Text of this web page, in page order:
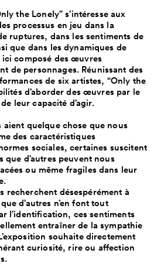
the Lonely” s’intéresse aux
processus en jeu dans la
ruptures, dans les sentiments de
que dans les dynamiques de
composé des œuvres
de personnages. Réunissant des
de six artistes, “Only the
d’aborder des œuvres par le
leur capacité d’agir.
quelque chose que nous
des caractéristiques
sociales, certaines suscitent
d’autres peuvent nous
ou même fragiles dans leur
recherchent désespérément à
d’autres n’en font tout
l’identification, ces sentiments
entraîner de la sympathie
souhaite directement
curiosité, rire ou affection